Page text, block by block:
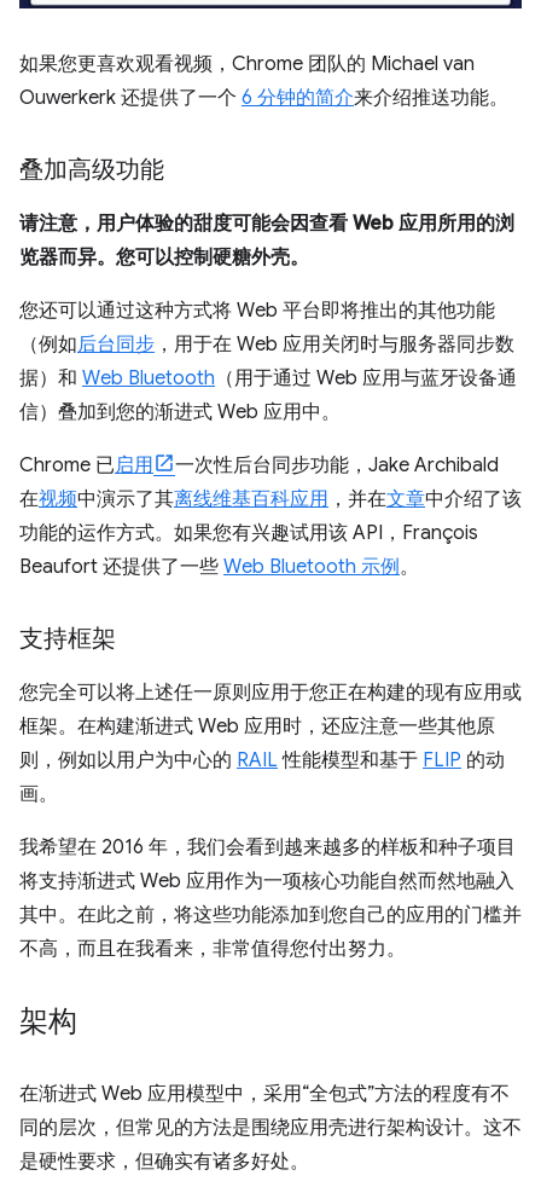
如果您更喜欢观看视频，Chrome 团队的 Michael van
Ouwerkerk 还提供了一个 6 分钟的简介来介绍推送功能。
叠加高级功能
请注意，用户体验的甜度可能会因查看 Web 应用所用的浏
览器而异。您可以控制硬糖外壳。
您还可以通过这种方式将 Web 平台即将推出的其他功能
（例如后台同步 ，用于在 Web 应用关闭时与服务器同步数
据）和 Web Bluetooth （用于通过 Web 应用与蓝牙设备通
信）叠加到您的渐进式 Web 应用中。
Chrome 已启用
一次性后台同步功能，Jake Archibald
在视频中演示了其离线维基百科应用 ，并在文章中介绍了该
功能的运作方式。如果您有兴趣试用该 API，François
Beaufort 还提供了一些 Web Bluetooth 示例。
支持框架
您完全可以将上述任一原则应用于您正在构建的现有应用或
框架。在构建渐进式 Web 应用时，还应注意一些其他原
则，例如以用户为中心的 RAIL 性能模型和基于 FLIP 的动
画。
我希望在 2016 年，我们会看到越来越多的样板和种子项目
将支持渐进式 Web 应用作为一项核心功能自然而然地融入
其中。在此之前，将这些功能添加到您自己的应用的门槛并
不高，而且在我看来，非常值得您付出努力。
架构
在渐进式 Web 应用模型中，采用“全包式”方法的程度有不
同的层次，但常见的方法是围绕应用壳进行架构设计。这不
是硬性要求，但确实有诸多好处。